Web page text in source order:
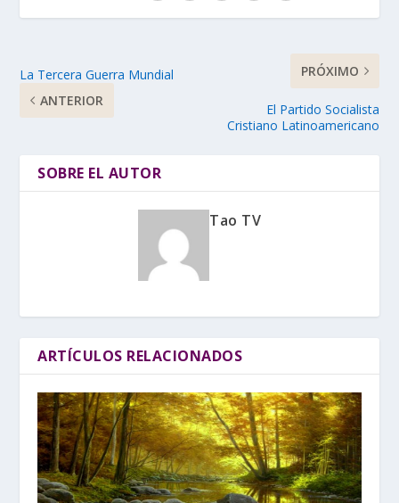
La Tercera Guerra Mundial
ANTERIOR
PRÓXIMO
El Partido Socialista
Cristiano Latinoamericano
SOBRE EL AUTOR
Tao TV
ARTÍCULOS RELACIONADOS